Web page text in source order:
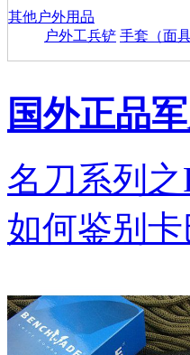
其他户外用品
户外工兵铲 手套（面具
国外正品
名刀系列
如何鉴别